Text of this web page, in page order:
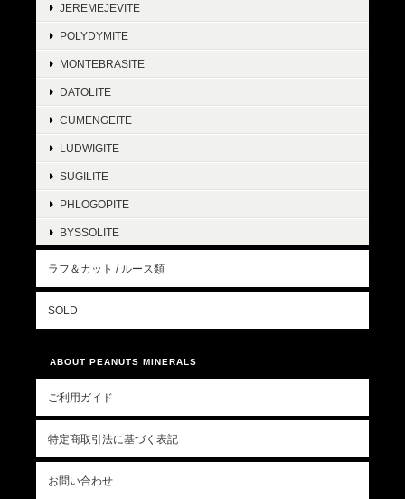
JEREMEJEVITE
POLYDYMITE
MONTEBRASITE
DATOLITE
CUMENGEITE
LUDWIGITE
SUGILITE
PHLOGOPITE
BYSSOLITE
ラフ＆カット / ルース類
SOLD
ABOUT PEANUTS MINERALS
ご利用ガイド
特定商取引法に基づく表記
お問い合わせ